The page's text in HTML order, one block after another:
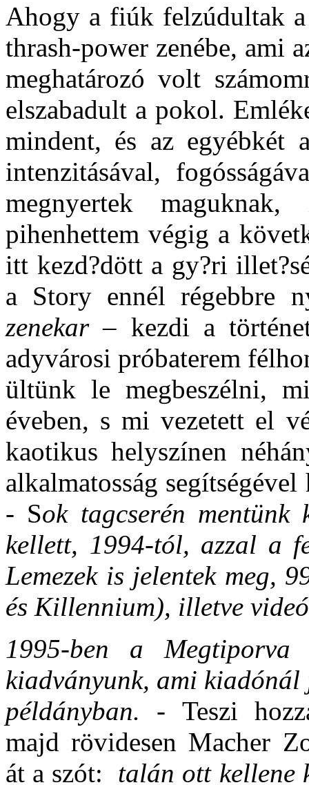
Ahogy a fiúk felzúdultak a
thrash-power zenébe, ami
meghatározó volt
elszabadult a pokol.
mindent, és az egyébkét
intenzitásával,
megnyertek
pihenhettem végig a
itt kezd?dött a gy?ri
a Story ennél régebbre
zenekar – kezdi a
adyvárosi próbaterem
ültünk le megbeszélni,
éveben, s mi vezetett el
kaotikus helyszínen
alkalmatosság
- Sok tagcserén
kellett, 1994-tól, azzal a
Lemezek is jelentek meg,
és Killennium), illetve
1995-ben a
kiadványunk, ami kiadónál
példányban. - Teszi
majd rövidesen Macher
át a szót: talán ott kellene